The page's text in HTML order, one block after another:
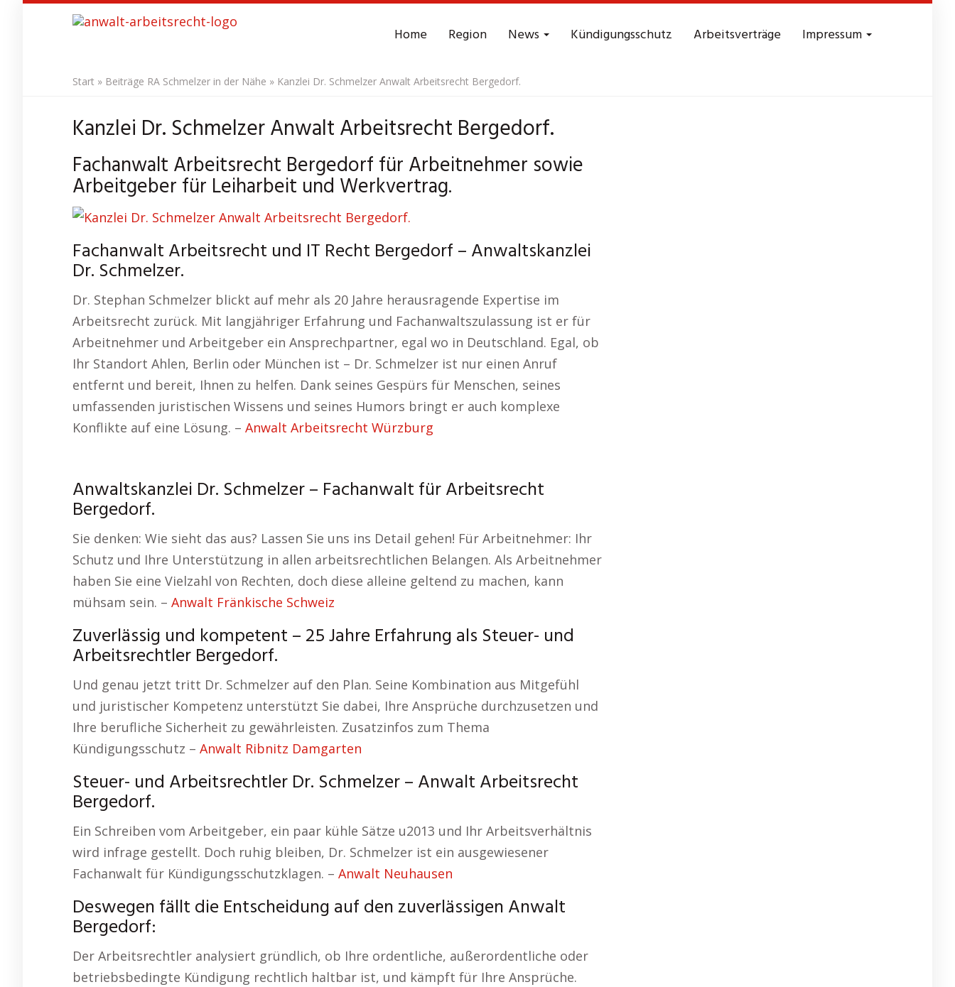
Home Region News Kündigungsschutz Arbeitsverträge Impressum
Start » Beiträge RA Schmelzer in der Nähe » Kanzlei Dr. Schmelzer Anwalt Arbeitsrecht Bergedorf.
Kanzlei Dr. Schmelzer Anwalt Arbeitsrecht Bergedorf.
Fachanwalt Arbeitsrecht Bergedorf für Arbeitnehmer sowie
Arbeitgeber für Leiharbeit und Werkvertrag.
Fachanwalt Arbeitsrecht und IT Recht Bergedorf – Anwaltskanzlei
Dr. Schmelzer.
Dr. Stephan Schmelzer blickt auf mehr als 20 Jahre herausragende Expertise im
Arbeitsrecht zurück. Mit langjähriger Erfahrung und Fachanwaltszulassung ist er für
Arbeitnehmer und Arbeitgeber ein Ansprechpartner, egal wo in Deutschland. Egal, ob
Ihr Standort Ahlen, Berlin oder München ist – Dr. Schmelzer ist nur einen Anruf
entfernt und bereit, Ihnen zu helfen. Dank seines Gespürs für Menschen, seines
umfassenden juristischen Wissens und seines Humors bringt er auch komplexe
Konflikte auf eine Lösung. – Anwalt Arbeitsrecht Würzburg
Anwaltskanzlei Dr. Schmelzer – Fachanwalt für Arbeitsrecht
Bergedorf.
Sie denken: Wie sieht das aus? Lassen Sie uns ins Detail gehen! Für Arbeitnehmer: Ihr
Schutz und Ihre Unterstützung in allen arbeitsrechtlichen Belangen. Als Arbeitnehmer
haben Sie eine Vielzahl von Rechten, doch diese alleine geltend zu machen, kann
mühsam sein. – Anwalt Fränkische Schweiz
Zuverlässig und kompetent – 25 Jahre Erfahrung als Steuer- und
Arbeitsrechtler Bergedorf.
Und genau jetzt tritt Dr. Schmelzer auf den Plan. Seine Kombination aus Mitgefühl
und juristischer Kompetenz unterstützt Sie dabei, Ihre Ansprüche durchzusetzen und
Ihre berufliche Sicherheit zu gewährleisten. Zusatzinfos zum Thema
Kündigungsschutz – Anwalt Ribnitz Damgarten
Steuer- und Arbeitsrechtler Dr. Schmelzer – Anwalt Arbeitsrecht
Bergedorf.
Ein Schreiben vom Arbeitgeber, ein paar kühle Sätze u2013 und Ihr Arbeitsverhältnis
wird infrage gestellt. Doch ruhig bleiben, Dr. Schmelzer ist ein ausgewiesener
Fachanwalt für Kündigungsschutzklagen. – Anwalt Neuhausen
Deswegen fällt die Entscheidung auf den zuverlässigen Anwalt
Bergedorf:
Der Arbeitsrechtler analysiert gründlich, ob Ihre ordentliche, außerordentliche oder
betriebsbedingte Kündigung rechtlich haltbar ist, und kämpft für Ihre Ansprüche.